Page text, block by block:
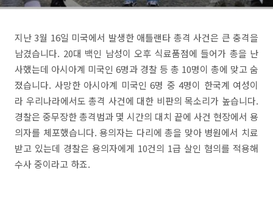
지난 3월 16일 미국에서 발생한 애틀랜타 총격 사건은 큰 충격을
남겼습니다. 20대 백인 남성이 오후 식료품점에 들어가 총을 난
사했는데 아시아계 미국인 6명과 경찰 등 총 10명이 총에 맞고 숨
졌습니다. 사망한 아시아계 미국인 6명 중 4명이 한국계 여성이
라 우리나라에서도 총격 사건에 대한 비판의 목소리가 높습니다.
경찰은 중무장한 총격범과 몇 시간의 대치 끝에 사건 현장에서 용
의자를 체포했습니다. 용의자는 다리에 총을 맞아 병원에서 치료
받고 있는데 경찰은 용의자에게 10건의 1급 살인 혐의를 적용해
수사 중이라고 하죠.